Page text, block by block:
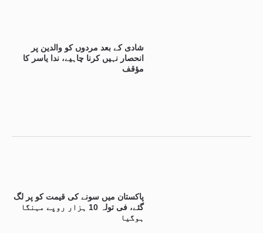
شادی کے بعد مردوں کو والدین پر
انحصار نہیں کرنا چاہیے، ندا یاسر کا
مؤقف
پاکستان میں سونے کی قیمت کو پر لگ
گئے، فی تولہ 10 ہزار روپے مہنگا
ہوگیا